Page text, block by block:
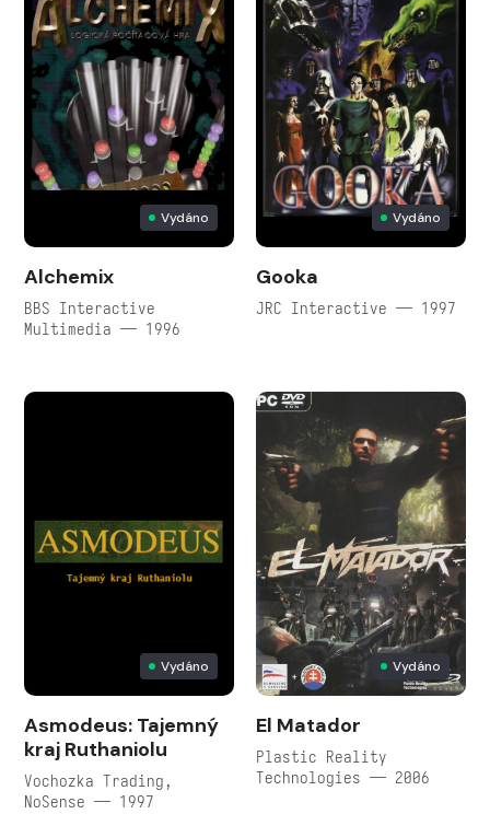
Vydáno
Alchemix
BBS Interactive
Multimedia — 1996
Vydáno
Gooka
JRC Interactive — 1997
Vydáno
Asmodeus: Tajemný
kraj Ruthaniolu
Vochozka Trading,
NoSense — 1997
Vydáno
El Matador
Plastic Reality
Technologies — 2006